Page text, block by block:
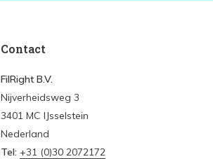
Contact
FilRight B.V.
Nijverheidsweg 3
3401 MC IJsselstein
Nederland
Tel: +31 (0)30 2072172